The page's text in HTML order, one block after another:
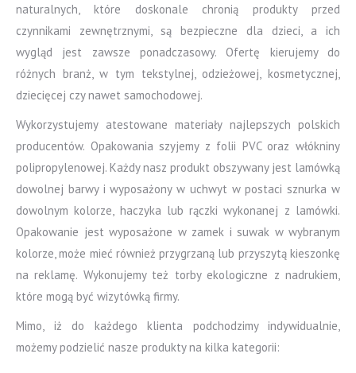
naturalnych, które doskonale chronią produkty przed
czynnikami zewnętrznymi, są bezpieczne dla dzieci, a ich
wygląd jest zawsze ponadczasowy. Ofertę kierujemy do
różnych branż, w tym tekstylnej, odzieżowej, kosmetycznej,
dziecięcej czy nawet samochodowej.
Wykorzystujemy atestowane materiały najlepszych polskich
producentów. Opakowania szyjemy z folii PVC oraz włókniny
polipropylenowej. Każdy nasz produkt obszywany jest lamówką
dowolnej barwy i wyposażony w uchwyt w postaci sznurka w
dowolnym kolorze, haczyka lub rączki wykonanej z lamówki.
Opakowanie jest wyposażone w zamek i suwak w wybranym
kolorze, może mieć również przygrzaną lub przyszytą kieszonkę
na reklamę. Wykonujemy też torby ekologiczne z nadrukiem,
które mogą być wizytówką firmy.
Mimo, iż do każdego klienta podchodzimy indywidualnie,
możemy podzielić nasze produkty na kilka kategorii: